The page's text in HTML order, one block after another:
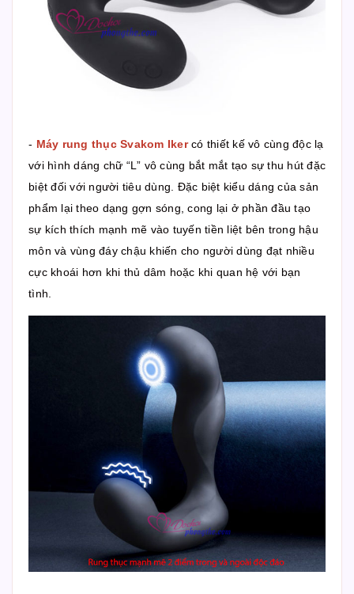
- Máy rung thục Svakom Ikercó thiết kế vô cùng độc lạ
với hình dáng chữ “L” vô cùng bắt mắt tạo sự thu hút đặc
biệt đối với người tiêu dùng. Đặc biệt kiểu dáng của sản
phẩm lại theo dạng gợn sóng, cong lại ở phần đầu tạo
sự kích thích mạnh mẽ vào tuyến tiền liệt bên trong hậu
môn và vùng đáy chậu khiến cho người dùng đạt nhiều
cực khoái hơn khi thủ dâm hoặc khi quan hệ với bạn
tình.